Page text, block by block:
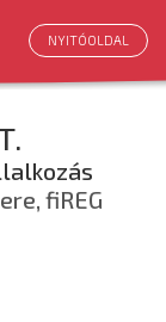
NYITÓOLDAL
fiREG